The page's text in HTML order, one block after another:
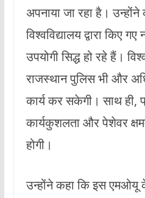
अपनाया जा रहा है। उन्होंने
विश्वविद्यालय द्वारा किए
उपयोगी सिद्ध हो रहे हैं।
राजस्थान पुलिस भी और
कार्य कर सकेगी। साथ ही,
कार्यकुशलता और पेशेवर
होगी।
उन्होंने कहा कि इस एमओयू